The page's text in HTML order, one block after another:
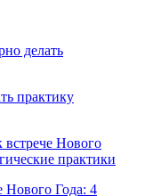
практику
Нового Года: 4